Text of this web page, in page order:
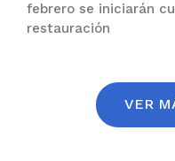
febrero se iniciarán
restauración
VER